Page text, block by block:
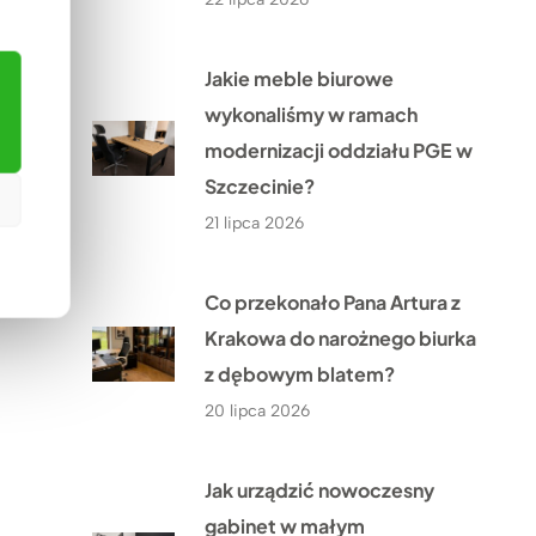
Jakie meble biurowe
wykonaliśmy w ramach
modernizacji oddziału PGE w
Szczecinie?
21 lipca 2026
Co przekonało Pana Artura z
Krakowa do narożnego biurka
z dębowym blatem?
20 lipca 2026
Jak urządzić nowoczesny
gabinet w małym